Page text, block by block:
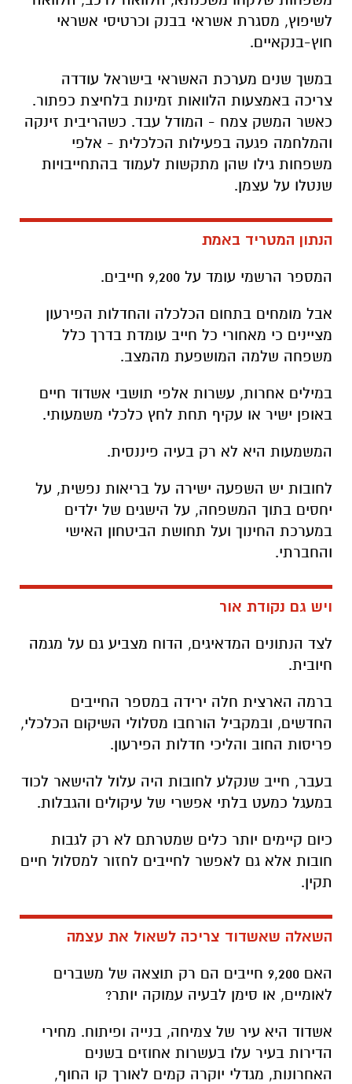
לשיפוץ, מסגרת אשראי בבנק וכרטיסי אשראי
חוץ-בנקאיים.
במשך שנים מערכת האשראי בישראל עודדה
צריכה באמצעות הלוואות זמינות בלחיצת כפתור.
כאשר המשק צמח - המודל עבד. כשהריבית זינקה
והמלחמה פגעה בפעילות הכלכלית - אלפי
משפחות גילו שהן מתקשות לעמוד בהתחייבויות
שנטלו על עצמן.
הנתון המטריד באמת
המספר הרשמי עומד על 9,200 חייבים.
אבל מומחים בתחום הכלכלה והחדלות הפירעון
מציינים כי מאחורי כל חייב עומדת בדרך כלל
משפחה שלמה המושפעת מהמצב.
במילים אחרות, עשרות אלפי תושבי אשדוד חיים
באופן ישיר או עקיף תחת לחץ כלכלי משמעותי.
המשמעות היא לא רק בעיה פיננסית.
לחובות יש השפעה ישירה על בריאות נפשית, על
יחסים בתוך המשפחה, על הישגים של ילדים
במערכת החינוך ועל תחושת הביטחון האישי
והחברתי.
ויש גם נקודת אור
לצד הנתונים המדאיגים, הדוח מצביע גם על מגמה
חיובית.
ברמה הארצית חלה ירידה במספר החייבים
החדשים, ובמקביל הורחבו מסלולי השיקום הכלכלי,
פריסות החוב והליכי חדלות הפירעון.
בעבר, חייב שנקלע לחובות היה עלול להישאר לכוד
במעגל כמעט בלתי אפשרי של עיקולים והגבלות.
כיום קיימים יותר כלים שמטרתם לא רק לגבות
חובות אלא גם לאפשר לחייבים לחזור למסלול חיים
תקין.
השאלה שאשדוד צריכה לשאול את עצמה
האם 9,200 חייבים הם רק תוצאה של משברים
לאומיים, או סימן לבעיה עמוקה יותר?
אשדוד היא עיר של צמיחה, בנייה ופיתוח. מחירי
הדירות בעיר עלו בעשרות אחוזים בשנים
האחרונות, מגדלי יוקרה קמים לאורך קו החוף,